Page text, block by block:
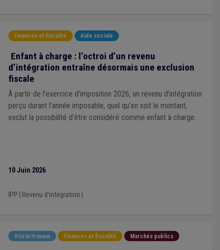
Finances et fiscalité Aide sociale
Enfant à charge : l’octroi d’un revenu
d’intégration entraîne désormais une exclusion
fiscale
À partir de l’exercice d’imposition 2026, un revenu d’intégration
perçu durant l’année imposable, quel qu’en soit le montant,
exclut la possibilité d’être considéré comme enfant à charge.
10 Juin 2026
IPP Revenu d'intégration
Voirie/travaux Finances et fiscalité Marchés publics